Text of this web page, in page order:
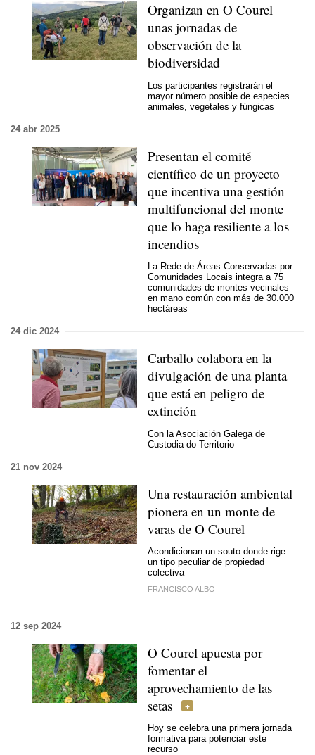
Organizan en O Courel
unas jornadas de
observación de la
biodiversidad
Los participantes registrarán el
mayor número posible de especies
animales, vegetales y fúngicas
24 abr 2025
Presentan el comité
científico de un proyecto
que incentiva una gestión
multifuncional del monte
que lo haga resiliente a los
incendios
La Rede de Áreas Conservadas por
Comunidades Locais integra a 75
comunidades de montes vecinales
en mano común con más de 30.000
hectáreas
24 dic 2024
Carballo colabora en la
divulgación de una planta
que está en peligro de
extinción
Con la Asociación Galega de
Custodia do Territorio
21 nov 2024
Una restauración ambiental
pionera en un monte de
varas de O Courel
Acondicionan un souto donde rige
un tipo peculiar de propiedad
colectiva
FRANCISCO ALBO
12 sep 2024
O Courel apuesta por
fomentar el
aprovechamiento de las
setas
Hoy se celebra una primera jornada
formativa para potenciar este
recurso